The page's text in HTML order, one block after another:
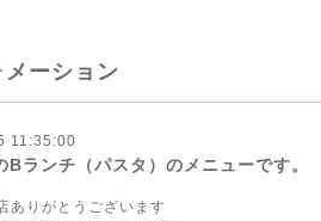
ーション
11:35:00
Bランチ（パスタ）のメニューです。
ありがとうございます